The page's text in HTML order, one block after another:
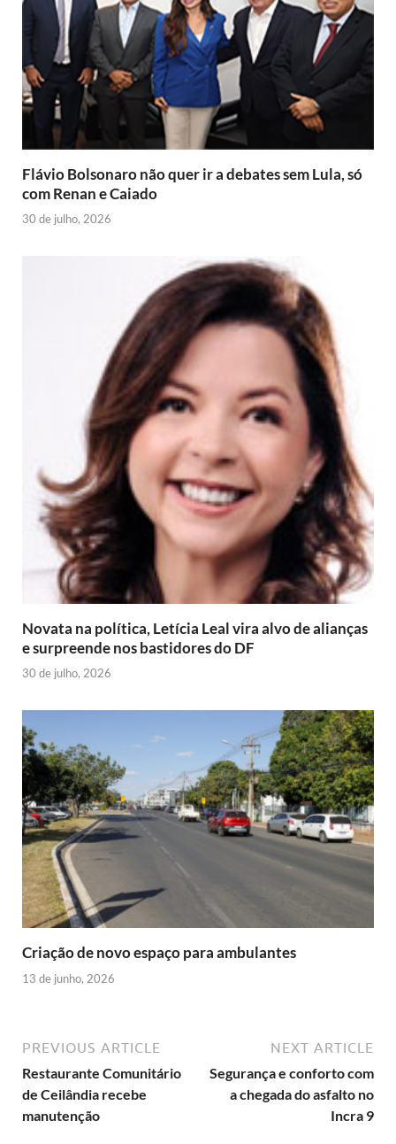
n
d
l
y
I
n
Flávio Bolsonaro não quer ir a debates sem Lula, só
com Renan e Caiado
30 de julho, 2026
Novata na política, Letícia Leal vira alvo de alianças
e surpreende nos bastidores do DF
30 de julho, 2026
Criação de novo espaço para ambulantes
13 de junho, 2026
PREVIOUS ARTICLE
Restaurante Comunitário
de Ceilândia recebe
manutenção
NEXT ARTICLE
Segurança e conforto com
a chegada do asfalto no
Incra 9